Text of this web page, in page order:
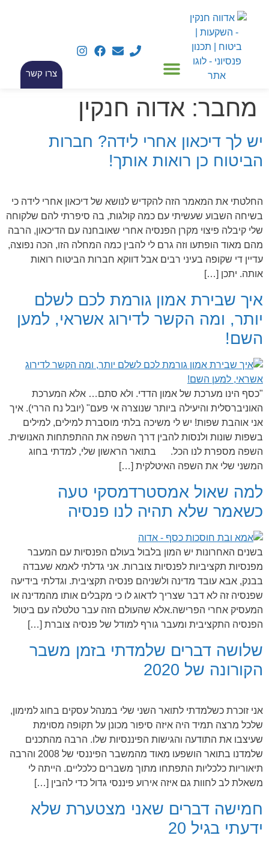
צרו קשר
מחבר: אדוה חנקין
יש לך דיכאון אחרי לידה? חברות
הביטוח כן רואות אותך!
החלטתי את המאמר הזה להקדיש לנושא של דיכאון אחרי לידה כי
בשיחה השבוע שעשיתי עם כמה קולגות, בה סיפרתי להם שלקוחה
שלי קיבלה פיצוי מקרן הפנסיה אחרי שאובחנה עם הדיכאון, הרבה
מהם מאוד הופתעו וזה גרם לי להבין כמה המחלה הזו, הכה נפוצה,
עדיין די שקופה בעיני רבים אבל דווקא חברות הביטוח רואות
אותה. יתכן […]
איך שבירת אמון גורמת לכם לשלם
יותר, ומה הקשר לדירוג אשראי, למען
השם!
"כסף הינו מערכת של אמון הדדי. ולא סתם… אלא המערכת
האוניברסלית והיעילה ביותר שנוצרה אי פעם" (יובל נח הררי). איך
אני אוהבת שפות! יש לי משיכה בלתי מוסברת למילים, למילים
בשפות שונות ולנסות להבין דרך השפה את ההתפתחות האנושית.
השפה מספרת לנו הכל. בתואר הראשון שלי, למדתי בחוג
המשני שלי את השפה האיטלקית […]
למה שאול אמסטרדמסקי טעה
כשאמר שלא תהיה לנו פנסיה
בשנים האחרונות יש המון בלבול בעולם הפנסיות עם המעבר
מפנסיות תקציביות לפנסיות צוברות. אני גדלתי לאמא שעבדה
בבנק, אבא עובד מדינה ולשניהם פנסיה תקציבית. וגדלתי בידיעה
שפנסיה זה לא דבר שצריך לדאוג לו כי מקבלים אותו מהמדינה או
המעסיק אחרי הפרישה.אלא שהעולם הזה עבר טלטלה עם ביטול
הפנסיה התקציבית ומעבר גורף למודל של פנסיה צוברת […]
שלושה דברים שלמדתי בזמן משבר
הקורונה של 2020
אני זוכרת כשלמדתי לתואר השני שלי במנהל עסקים בחוג למימון,
שלכל מרצה תמיד היה איזה סיפור מכונן על תקופה מסוימת
שעיצבו את התודעה והגישות הפיננסיות שלו. הרבה מהתכנים
שלמדנו בתואר הושפעו מאוד מהמשבר הפיננסי של 2008 והרבה
תיאוריות כלכליות התפתחו מתוך משברים כלכליים. הייתה לי
משאלת לב לחוות גם איזה אירוע פיננסי גדול כדי להבין […]
חמישה דברים שאני מצטערת שלא
ידעתי בגיל 20